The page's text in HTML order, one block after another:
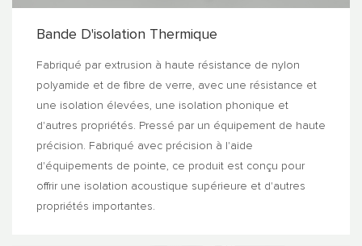
Bande D'isolation Thermique
Fabriqué par extrusion à haute résistance de nylon
polyamide et de fibre de verre, avec une résistance et
une isolation élevées, une isolation phonique et
d'autres propriétés. Pressé par un équipement de haute
précision. Fabriqué avec précision à l'aide
d'équipements de pointe, ce produit est conçu pour
offrir une isolation acoustique supérieure et d'autres
propriétés importantes.